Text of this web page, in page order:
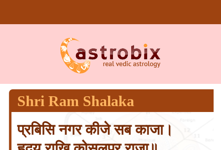
Shri Ram Shalaka
प्रबिसि नगर कीजे सब काजा।